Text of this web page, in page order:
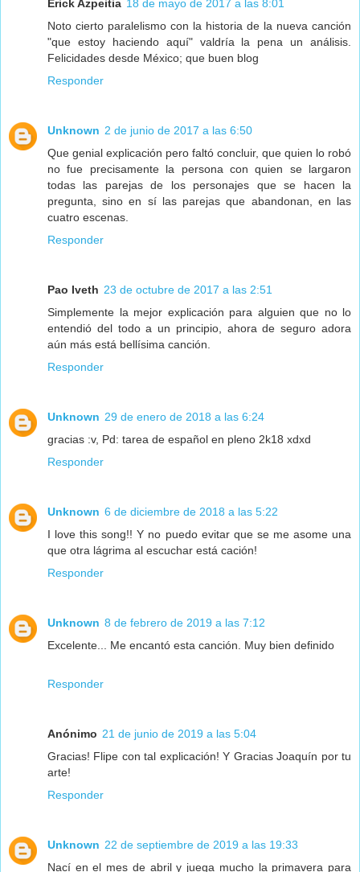
Erick Azpeitia 18 de mayo de 2017 a las 8:01
Noto cierto paralelismo con la historia de la nueva canción
"que estoy haciendo aquí" valdría la pena un análisis.
Felicidades desde México; que buen blog
Responder
Unknown 2 de junio de 2017 a las 6:50
Que genial explicación pero faltó concluir, que quien lo robó
no fue precisamente la persona con quien se largaron
todas las parejas de los personajes que se hacen la
pregunta, sino en sí las parejas que abandonan, en las
cuatro escenas.
Responder
Pao Iveth 23 de octubre de 2017 a las 2:51
Simplemente la mejor explicación para alguien que no lo
entendió del todo a un principio, ahora de seguro adora
aún más está bellísima canción.
Responder
Unknown 29 de enero de 2018 a las 6:24
gracias :v, Pd: tarea de español en pleno 2k18 xdxd
Responder
Unknown 6 de diciembre de 2018 a las 5:22
I love this song!! Y no puedo evitar que se me asome una
que otra lágrima al escuchar está cación!
Responder
Unknown 8 de febrero de 2019 a las 7:12
Excelente... Me encantó esta canción. Muy bien definido
Responder
Anónimo 21 de junio de 2019 a las 5:04
Gracias! Flipe con tal explicación! Y Gracias Joaquín por tu
arte!
Responder
Unknown 22 de septiembre de 2019 a las 19:33
Nací en el mes de abril y juega mucho la primavera para